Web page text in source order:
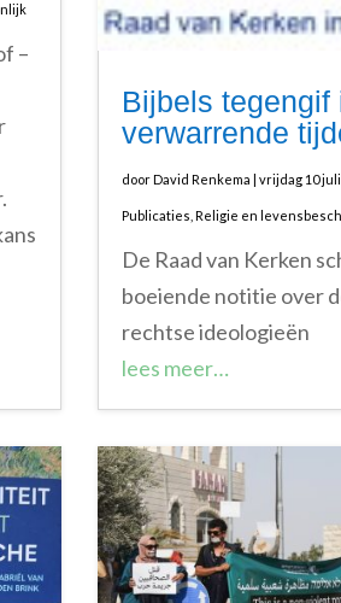
–
Bijbels tegengif
verwarrende
doorDavid Renkema | vrijdag 10 juli
Publicaties Religie en
De Raad van Kerken
boeiende notitie over
rechtse ideologieën
lees meer…